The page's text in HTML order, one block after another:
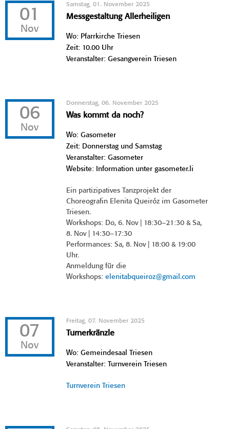
01
Nov
Samstag, 01. November 2025
Messgestaltung Allerheiligen
Wo: Pfarrkirche Triesen
Zeit: 10.00 Uhr
Veranstalter: Gesangverein Triesen
06
Nov
Donnerstag, 06. November 2025
Was kommt da noch?
Wo: Gasometer
Zeit: Donnerstag und Samstag
Veranstalter: Gasometer
Website: Information unter gasometer.li
Ein partizipatives Tanzprojekt der
Choreografin Elenita Queiróz im Gasometer
Triesen.
Workshops: Do, 6. Nov | 18:30–21:30 & Sa,
8. Nov | 14:30–17:30
Performances: Sa, 8. Nov | 18:00 & 19:00
Uhr.
Anmeldung für die
Workshops:elenitabqueiroz@gmail.com
07
Nov
Freitag, 07. November 2025
Turnerkränzle
Wo: Gemeindesaal Triesen
Veranstalter: Turnverein Triesen
Turnverein Triesen